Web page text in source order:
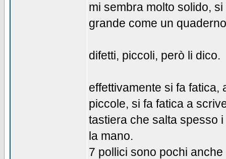
mi sembra molto solido,
grande come un
difetti, piccoli, però li dico.
effettivamente si fa
piccole, si fa fatica a
tastiera che salta spesso
la mano.
7 pollici sono pochi